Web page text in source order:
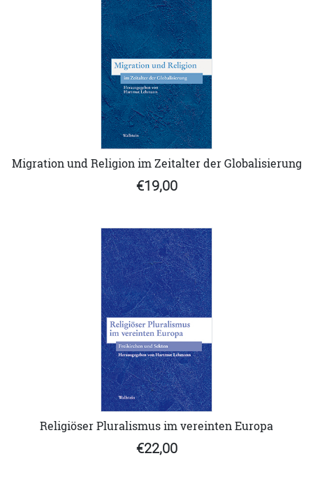
Migration und Religion im Zeitalter der Globalisierung
€19,00
Religiöser Pluralismus im vereinten Europa
€22,00